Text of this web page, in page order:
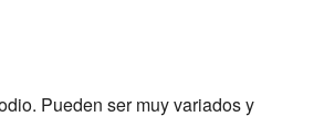
Pueden ser muy variados y